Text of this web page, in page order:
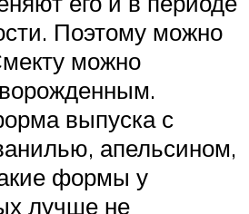
Поэтому можно
можно
выпуска с
апельсином,
формы у
лучше не